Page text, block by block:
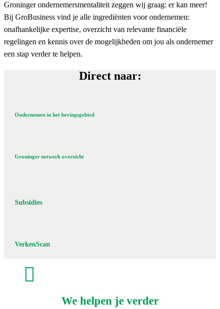
Groninger ondernemersmentaliteit zeggen wij graag: er kan meer!
Bij GroBusiness vind je alle ingrediënten voor ondernemen:
onafhankelijke expertise, overzicht van relevante financiële
regelingen en kennis over de mogelijkheden om jou als ondernemer
een stap verder te helpen.
Direct naar:
Ondernemen in het bevingsgebied
Groninger netwerk overzicht
Subsidies
VerkenScan

We helpen je verder